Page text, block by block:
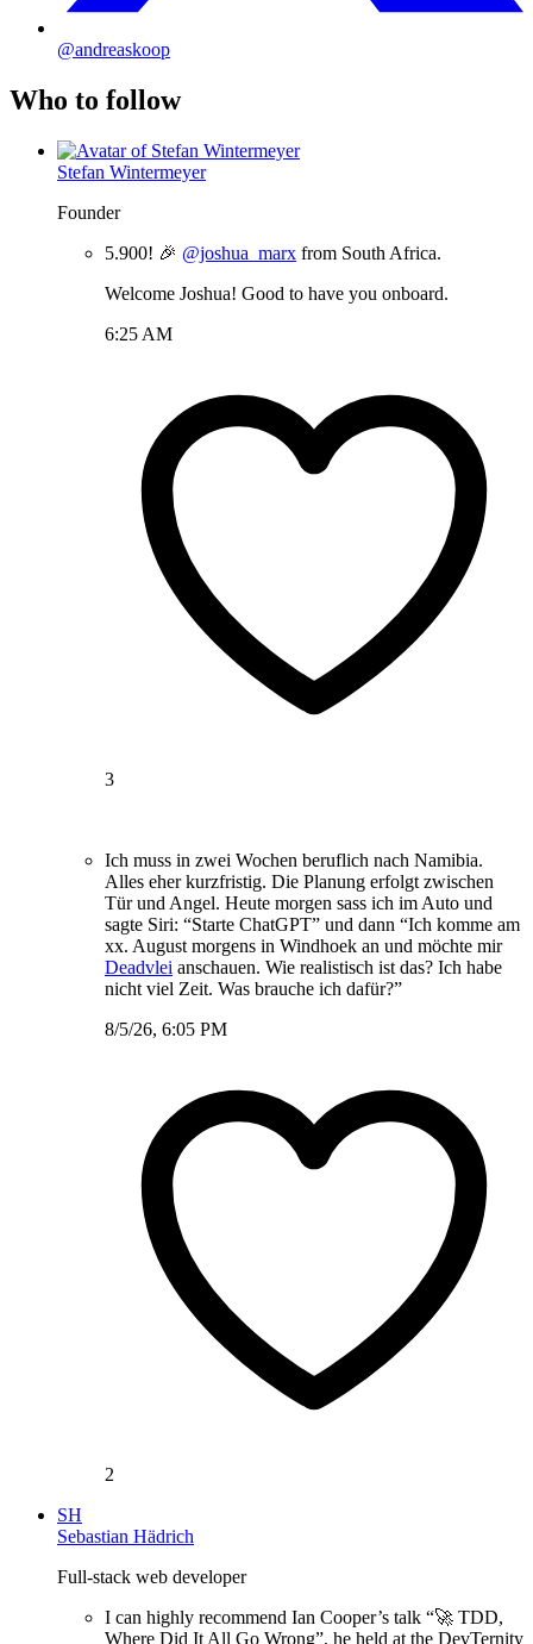
@andreaskoop
Who to follow
Stefan Wintermeyer
Founder
5.900! 🎉 @joshua_marx from South Africa.
Welcome Joshua! Good to have you onboard.
6:25 AM
3
Ich muss in zwei Wochen beruflich nach Namibia.
Alles eher kurzfristig. Die Planung erfolgt zwischen
Tür und Angel. Heute morgen sass ich im Auto und
sagte Siri: “Starte ChatGPT” und dann “Ich komme am
xx. August morgens in Windhoek an und möchte mir
Deadvlei anschauen. Wie realistisch ist das? Ich habe
nicht viel Zeit. Was brauche ich dafür?”
8/5/26, 6:05 PM
2
SH
Sebastian Hädrich
Full-stack web developer
I can highly recommend Ian Cooper’s talk “🚀 TDD,
Where Did It All Go Wrong”, he held at the DevTernity